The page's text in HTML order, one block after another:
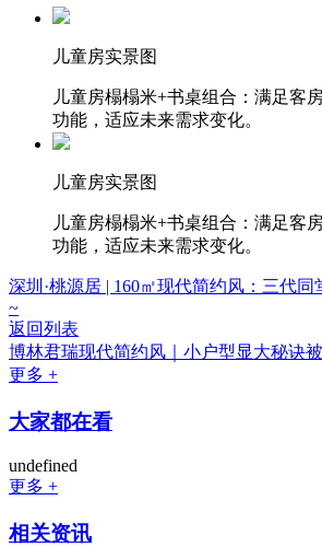
儿童房实景图
儿童房榻榻米+书桌组合：满足客
功能，适应未来需求变化。
儿童房实景图
儿童房榻榻米+书桌组合：满足客
功能，适应未来需求变化。
深圳·桃源居 | 160㎡现代简约风：三代
~
返回列表
博林君瑞现代简约风｜小户型显大秘诀
更多 +
大家都在看
undefined
更多 +
相关资讯